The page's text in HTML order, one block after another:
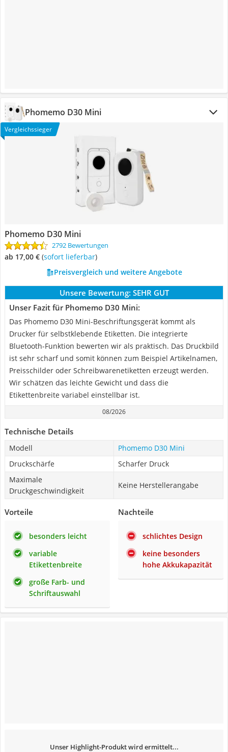
Phomemo D30 Mini
Vergleichssieger
Phomemo D30 Mini
2792 Bewertungen
ab 17,00 € ( Sofort lieferbar)
Preisvergleich und weitere Angebote
Unsere Bewertung: SEHR GUT
Unser Fazit für Phomemo D30 Mini:
Das Phomemo D30 Mini-Beschriftungsgerät kommt als
Drucker für selbstklebende Etiketten. Die integrierte
Bluetooth-Funktion bewerten wir als praktisch. Das Druckbild
ist sehr scharf und somit können zum Beispiel Artikelnamen,
Preisschilder oder Schreibwarenetiketten erzeugt werden.
Wir schätzen das leichte Gewicht und dass die
Etikettenbreite variabel einstellbar ist.
08/2026
Technische Details
Modell
Phomemo D30 Mini
Druckschärfe
Scharfer Druck
Maximale
Druckgeschwindigkeit
Keine Herstellerangabe
Vorteile
besonders leicht
variable
Etikettenbreite
große Farb- und
Schriftauswahl
Nachteile
schlichtes Design
keine besonders
hohe Akkukapazität
Unser Highlight-Produkt wird ermittelt...